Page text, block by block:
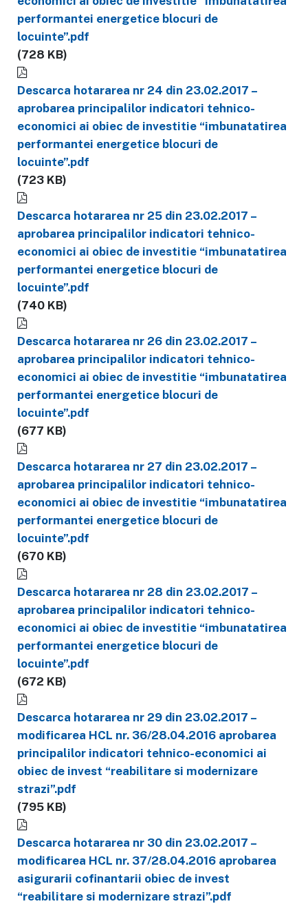
performantei energetice blocuri de
locuinte”.pdf
(728 KB)
Descarca hotararea nr 24 din 23.02.2017 –
aprobarea principalilor indicatori tehnico-
economici ai obiec de investitie “imbunatatirea
performantei energetice blocuri de
locuinte”.pdf
(723 KB)
Descarca hotararea nr 25 din 23.02.2017 –
aprobarea principalilor indicatori tehnico-
economici ai obiec de investitie “imbunatatirea
performantei energetice blocuri de
locuinte”.pdf
(740 KB)
Descarca hotararea nr 26 din 23.02.2017 –
aprobarea principalilor indicatori tehnico-
economici ai obiec de investitie “imbunatatirea
performantei energetice blocuri de
locuinte”.pdf
(677 KB)
Descarca hotararea nr 27 din 23.02.2017 –
aprobarea principalilor indicatori tehnico-
economici ai obiec de investitie “imbunatatirea
performantei energetice blocuri de
locuinte”.pdf
(670 KB)
Descarca hotararea nr 28 din 23.02.2017 –
aprobarea principalilor indicatori tehnico-
economici ai obiec de investitie “imbunatatirea
performantei energetice blocuri de
locuinte”.pdf
(672 KB)
Descarca hotararea nr 29 din 23.02.2017 –
modificarea HCL nr. 36/28.04.2016 aprobarea
principalilor indicatori tehnico-economici ai
obiec de invest “reabilitare si modernizare
strazi”.pdf
(795 KB)
Descarca hotararea nr 30 din 23.02.2017 –
modificarea HCL nr. 37/28.04.2016 aprobarea
asigurarii cofinantarii obiec de invest
“reabilitare si modernizare strazi”.pdf